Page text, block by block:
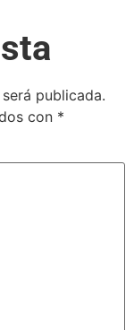
publicada.
con *